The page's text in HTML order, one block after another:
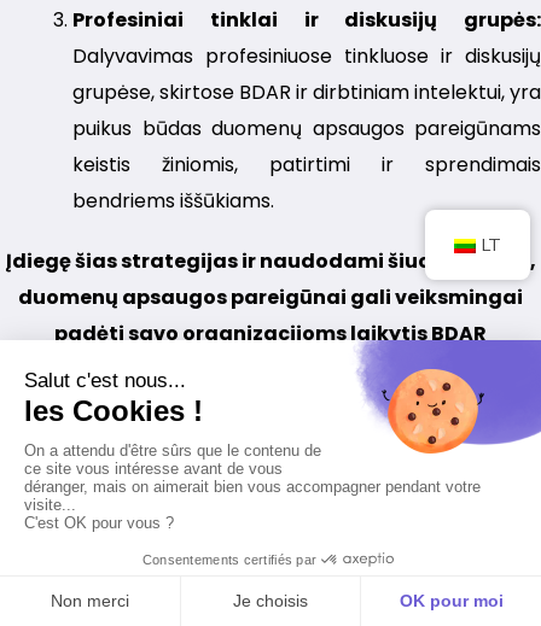
Profesiniai tinklai ir diskusijų grupės:
Dalyvavimas profesiniuose tinkluose ir diskusijų
grupėse, skirtose BDAR ir dirbtiniam intelektui, yra
puikus būdas duomenų apsaugos pareigūnams
keistis žiniomis, patirtimi ir sprendimais
bendriems iššūkiams.
Įdiegę šias strategijas ir naudodami šiuos įrankius,
duomenų apsaugos pareigūnai gali veiksmingai
padėti savo organizacijoms laikytis BDAR
reikalavimų dirbtinio intelekto srityje. Ši praktika ir
ištekliai leis jiems įveikti duomenų apsaugos
iššūkius nuolat kintančioje technologinėje
aplinkoje.
LT